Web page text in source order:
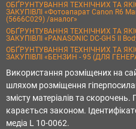
ОБҐРУНТУВАННЯ ТЕХНІЧНИХ ТА
ЗАКУПІВЛІ «Фотоапарат Canon R6
(5666C029) /аналог»
ОБҐРУНТУВАННЯ ТЕХНІЧНИХ ТА
ЗАКУПІВЛІ «PANASONIC DC-GH5 II
ОБҐРУНТУВАННЯ ТЕХНІЧНИХ ТА
ЗАКУПІВЛІ «БЕНЗИН - 95 (ДЛЯ
Використання розміщених на
шляхом розміщення
змісту матеріалів та
карається законом.
медіа L 10-0062.